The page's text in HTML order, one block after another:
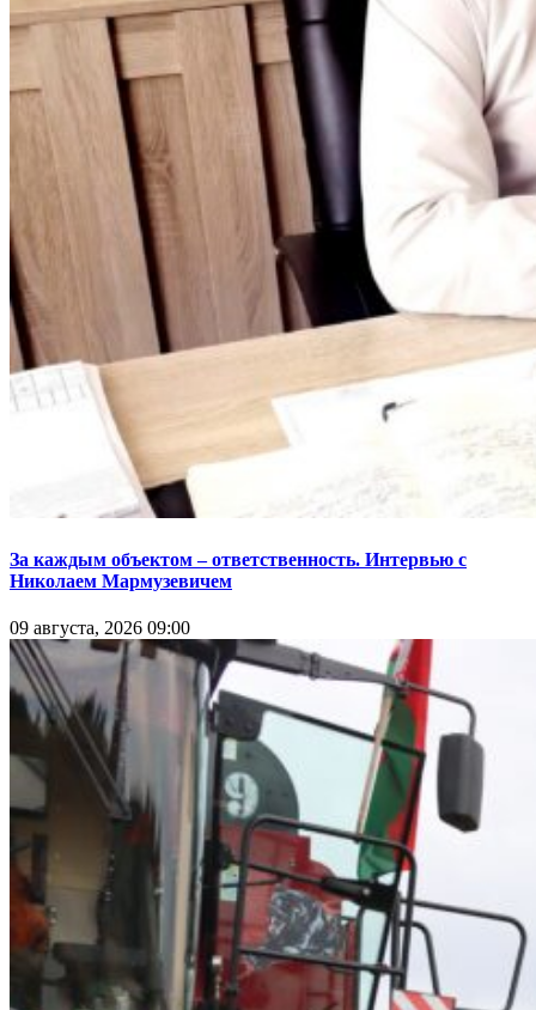
За каждым объектом – ответственность. Интервью с
Николаем Мармузевичем
09 августа, 2026 09:00